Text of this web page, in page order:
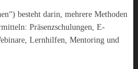
besteht darin, mehrere Methoden
Präsenzschulungen, E-
Lernhilfen, Mentoring und